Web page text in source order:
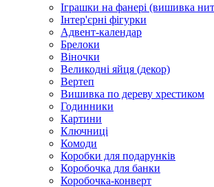
Іграшки на фанері (вишивка
Інтер'єрні фігурки
Адвент-календар
Брелоки
Віночки
Великодні яйця (декор)
Вертеп
Вишивка по дереву хрестиком
Годинники
Картини
Ключниці
Комоди
Коробки для подарунків
Коробочка для банки
Коробочка-конверт